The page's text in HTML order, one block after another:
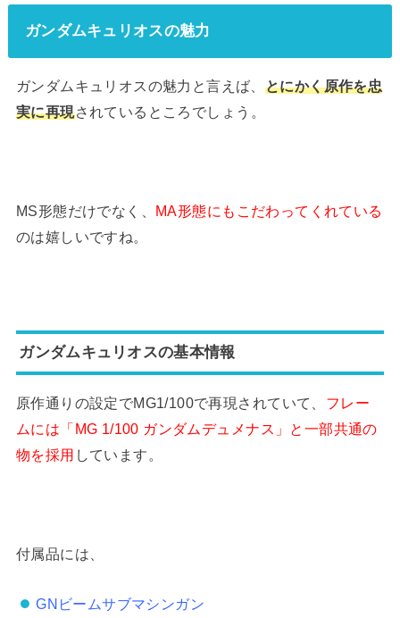
ガンダムキュリオスの魅力
ガンダムキュリオスの魅力と言えば、 とにかく原作を忠
実に再現されているところでしょう。
MS形態だけでなく、 MA形態にもこだわってくれている
のは嬉しいですね。
ガンダムキュリオスの基本情報
原作通りの設定でMG1/100で再現されていて、 フレー
ムには「MG 1/100 ガンダムデュメナス」と一部共通の
物を採用 しています。
付属品には、
GNビームサブマシンガン